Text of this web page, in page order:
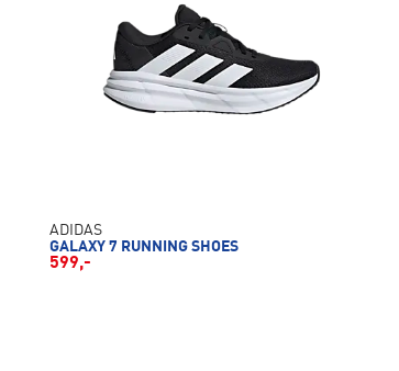
ADIDAS
GALAXY 7 RUNNING SHOES
599,-